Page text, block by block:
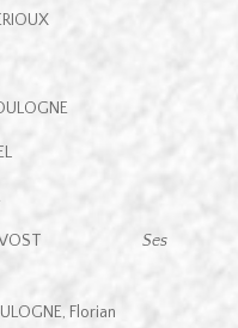
PREVOSTSes
Florian